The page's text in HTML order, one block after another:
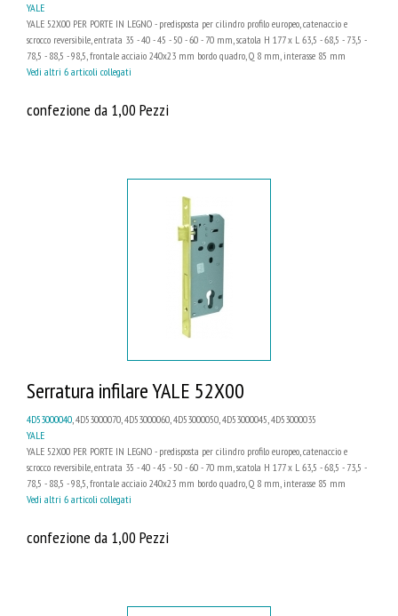
YALE
YALE 52X00 PER PORTE IN LEGNO - predisposta per cilindro profilo europeo, catenaccio e
scrocco reversibile, entrata 35 - 40 - 45 - 50 - 60 - 70 mm, scatola H 177 x L 63,5 - 68,5 - 73,5 -
78,5 - 88,5 - 98,5, frontale acciaio 240x23 mm bordo quadro, Q 8 mm, interasse 85 mm
Vedi altri 6 articoli collegati
confezione da 1,00 Pezzi
Serratura infilare YALE 52X00
4D53000040 , 4D53000070, 4D53000060, 4D53000050, 4D53000045, 4D53000035
YALE
YALE 52X00 PER PORTE IN LEGNO - predisposta per cilindro profilo europeo, catenaccio e
scrocco reversibile, entrata 35 - 40 - 45 - 50 - 60 - 70 mm, scatola H 177 x L 63,5 - 68,5 - 73,5 -
78,5 - 88,5 - 98,5, frontale acciaio 240x23 mm bordo quadro, Q 8 mm, interasse 85 mm
Vedi altri 6 articoli collegati
confezione da 1,00 Pezzi